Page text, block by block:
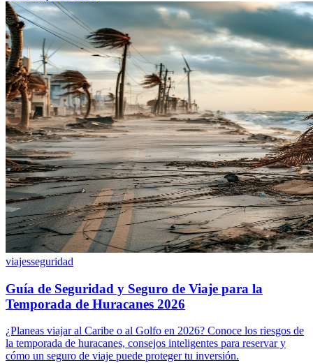
viajesseguridad
Guía de Seguridad y Seguro de Viaje para la
Temporada de Huracanes 2026
¿Planeas viajar al Caribe o al Golfo en 2026? Conoce los riesgos de
la temporada de huracanes, consejos inteligentes para reservar y
cómo un seguro de viaje puede proteger tu inversión.